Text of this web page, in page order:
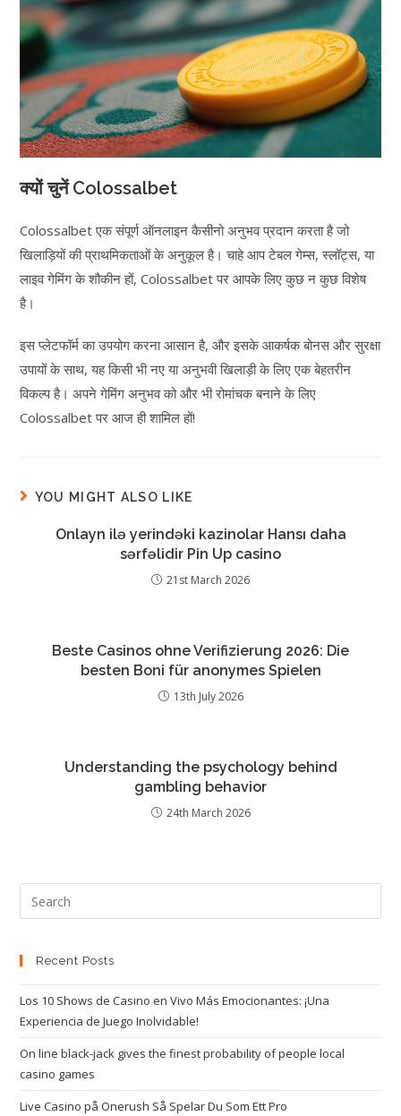
क्यों चुनें Colossalbet
Colossalbet एक संपूर्ण ऑनलाइन कैसीनो अनुभव प्रदान करता है जो
खिलाड़ियों की प्राथमिकताओं के अनुकूल है। चाहे आप टेबल गेम्स, स्लॉट्स, या
लाइव गेमिंग के शौकीन हों, Colossalbet पर आपके लिए कुछ न कुछ विशेष
है।
इस प्लेटफॉर्म का उपयोग करना आसान है, और इसके आकर्षक बोनस और सुरक्षा
उपायों के साथ, यह किसी भी नए या अनुभवी खिलाड़ी के लिए एक बेहतरीन
विकल्प है। अपने गेमिंग अनुभव को और भी रोमांचक बनाने के लिए
Colossalbet पर आज ही शामिल हों!
YOU MIGHT ALSO LIKE
Onlayn ilə yerindəki kazinolar Hansı daha
sərfəlidir Pin Up casino
21st March 2026
Beste Casinos ohne Verifizierung 2026: Die
besten Boni für anonymes Spielen
13th July 2026
Understanding the psychology behind
gambling behavior
24th March 2026
Recent Posts
Los 10 Shows de Casino en Vivo Más Emocionantes: ¡Una
Experiencia de Juego Inolvidable!
On line black-jack gives the finest probability of people local
casino games
Live Casino på Onerush Så Spelar Du Som Ett Pro